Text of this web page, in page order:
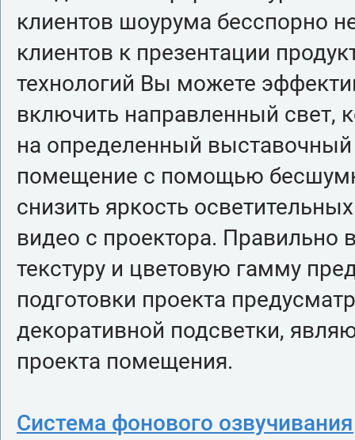
клиентов шоурума бесспорно
клиентов к презентации
технологий Вы можете
включить направленный свет,
на определенный выставочный
помещение с помощью
снизить яркость
видео с проектора. Правильно
текстуру и цветовую гамму
подготовки проекта
декоративной подсветки,
проекта помещения.
Система фонового озвучивания